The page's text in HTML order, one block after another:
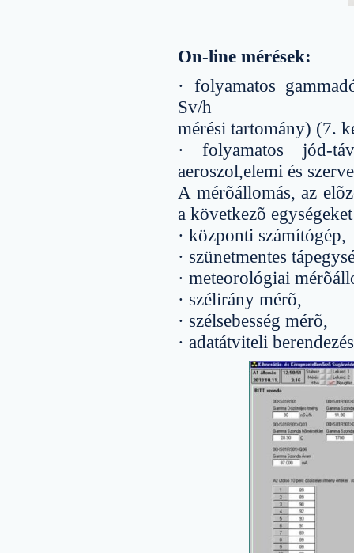
On-line mérések:
· folyamatos
Sv/h
mérési tartomány) (7.
· folyamatos jód-
aeroszol,elemi és
A mérõállomás, az
a következõ
· központi számítógép,
· szünetmentes
· meteorológiai
· szélirány mérõ,
· szélsebesség mérõ,
· adatátviteli